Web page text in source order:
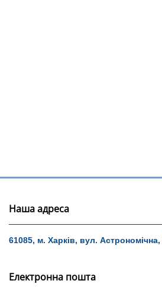
Наша адреса
61085, м. Харків, вул. Астрономічна,
Електронна пошта